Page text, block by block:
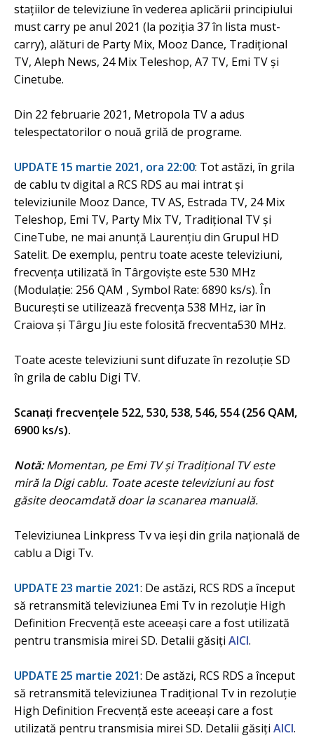
stațiilor de televiziune în vederea aplicării principiului
must carry pe anul 2021 (la poziția 37 în lista must-
carry), alături de Party Mix, Mooz Dance, Tradițional
TV, Aleph News, 24 Mix Teleshop, A7 TV, Emi TV și
Cinetube.
Din 22 februarie 2021, Metropola TV a adus
telespectatorilor o nouă grilă de programe.
UPDATE 15 martie 2021, ora 22:00: Tot astăzi, în grila
de cablu tv digital a RCS RDS au mai intrat și
televiziunile Mooz Dance, TV AS, Estrada TV, 24 Mix
Teleshop, Emi TV, Party Mix TV, Tradițional TV şi
CineTube, ne mai anunță Laurențiu din Grupul HD
Satelit. De exemplu, pentru toate aceste televiziuni,
frecvența utilizată în Târgoviște este 530 MHz
(Modulație: 256 QAM , Symbol Rate: 6890 ks/s). În
București se utilizează frecvența 538 MHz, iar în
Craiova și Târgu Jiu este folosită frecventa530 MHz.
Toate aceste televiziuni sunt difuzate în rezoluție SD
în grila de cablu Digi TV.
Scanați frecvenţele 522, 530, 538, 546, 554 (256 QAM,
6900 ks/s).
Notă:Momentan, pe Emi TV şi Tradițional TV este
miră la Digi cablu. Toate aceste televiziuni au fost
găsite deocamdată doar la scanarea manuală.
Televiziunea Linkpress Tv va ieși din grila națională de
cablu a Digi Tv.
UPDATE 23 martie 2021: De astăzi, RCS RDS a început
să retransmită televiziunea Emi Tv in rezoluție High
Definition Frecvență este aceeași care a fost utilizată
pentru transmisia mirei SD. Detalii găsiți AICI.
UPDATE 25 martie 2021: De astăzi, RCS RDS a început
să retransmită televiziunea Tradițional Tv in rezoluție
High Definition Frecvență este aceeași care a fost
utilizată pentru transmisia mirei SD. Detalii găsiți AICI.